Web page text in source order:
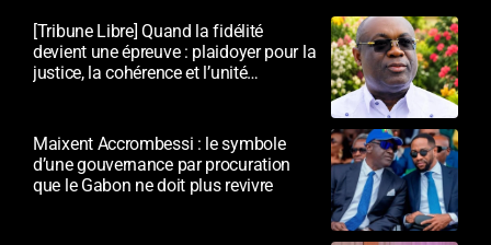
[Tribune Libre] Quand la fidélité
devient une épreuve : plaidoyer pour la
justice, la cohérence et l’unité
Maixent Accrombessi : le symbole
d’une gouvernance par procuration
que le Gabon ne doit plus revivre